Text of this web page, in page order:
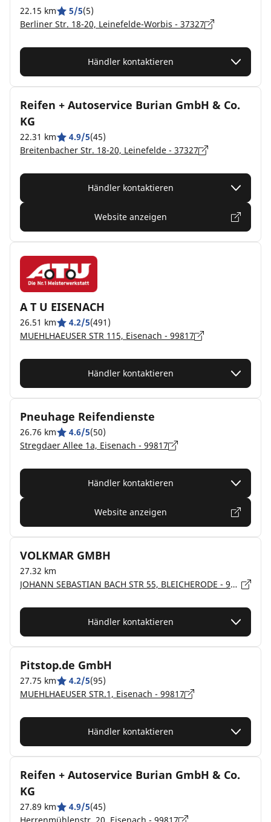
22.15 km 5/5(5)
Berliner Str. 18-20, Leinefelde-Worbis - 37327
Händler kontaktieren
Reifen + Autoservice Burian GmbH & Co.
KG
22.31 km 4.9/5(45)
Breitenbacher Str. 18-20, Leinefelde - 37327
Händler kontaktieren
Website anzeigen
A T U EISENACH
26.51 km 4.2/5(491)
MUEHLHAEUSER STR 115, Eisenach - 99817
Händler kontaktieren
Pneuhage Reifendienste
26.76 km 4.6/5(50)
Stregdaer Allee 1a, Eisenach - 99817
Händler kontaktieren
Website anzeigen
VOLKMAR GMBH
27.32 km
JOHANN SEBASTIAN BACH STR 55, BLEICHERODE - 99752
Händler kontaktieren
Pitstop.de GmbH
27.75 km 4.2/5(95)
MUEHLHAEUSER STR.1, Eisenach - 99817
Händler kontaktieren
Reifen + Autoservice Burian GmbH & Co.
KG
27.89 km 4.9/5(45)